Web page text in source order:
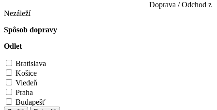
Doprava / Odchod z
Nezáleží
Spôsob dopravy
Odlet
Bratislava
Košice
Viedeň
Praha
Budapešť